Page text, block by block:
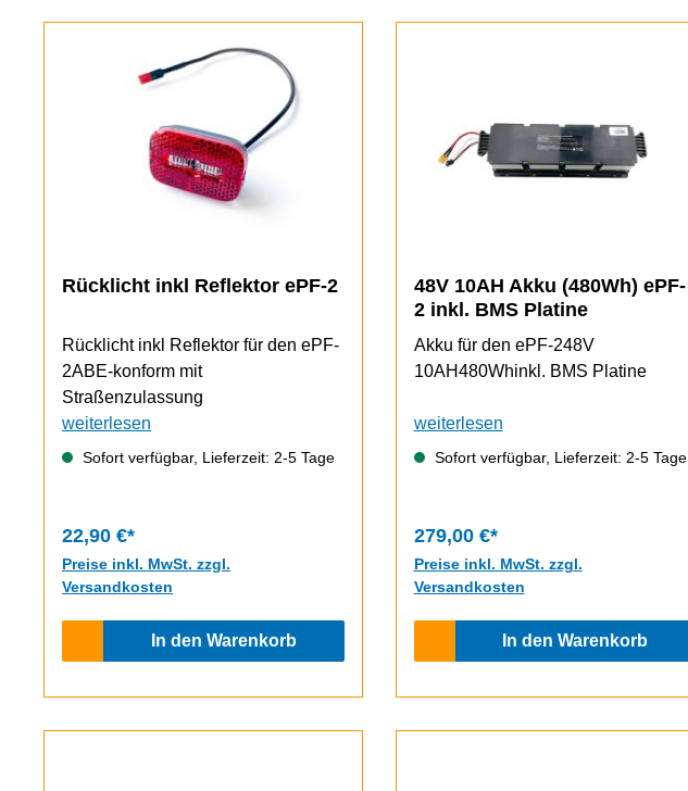
Rücklicht inkl Reflektor ePF-2
Rücklicht inkl Reflektor für den ePF-
2ABE-konform mit
Straßenzulassung
weiterlesen
Sofort verfügbar, Lieferzeit: 2-5 Tage
22,90 €*
Preise inkl. MwSt. zzgl.
Versandkosten
In den Warenkorb
48V 10AH Akku (480Wh) ePF-
2 inkl. BMS Platine
Akku für den ePF-248V
10AH480Whinkl. BMS Platine
weiterlesen
Sofort verfügbar, Lieferzeit: 2-5 Tage
279,00 €*
Preise inkl. MwSt. zzgl.
Versandkosten
In den Warenkorb